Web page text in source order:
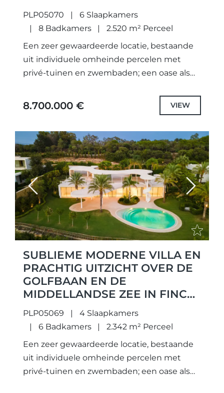
CORTESIN, CASARES.
PLP05070
6 Slaapkamers
8 Badkamers
2.520 m² Perceel
Een zeer gewaardeerde locatie, bestaande
uit individuele omheinde percelen met
privé-tuinen en zwembaden; een oase als
ontworpen unieke projecten met de
hoogste kwaliteit specificaties en...
8.700.000 € VIEW
Previous Next
SUBLIEME MODERNE VILLA EN
PRACHTIG UITZICHT OVER DE
GOLFBAAN EN DE
MIDDELLANDSE ZEE IN FINCA
CORTESIN, CASARES.
PLP05069
4 Slaapkamers
6 Badkamers
2.342 m² Perceel
Een zeer gewaardeerde locatie, bestaande
uit individuele omheinde percelen met
privé-tuinen en zwembaden; een oase als